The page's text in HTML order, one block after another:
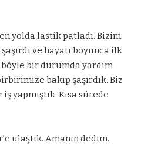
yolda lastik patladı. Bizim
ve hayatı boyunca ilk
bir durumda yardım
bakıp şaşırdık. Biz
yapmıştık. Kısa sürede
ulaştık. Amanın dedim.